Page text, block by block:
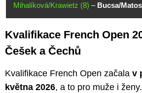
Mihalíková/Krawietz (8) – Bucsa/Matos
Kvalifikace French Open
Češek a Čechů
Kvalifikace French Open začala v
května 2026, a to pro muže i